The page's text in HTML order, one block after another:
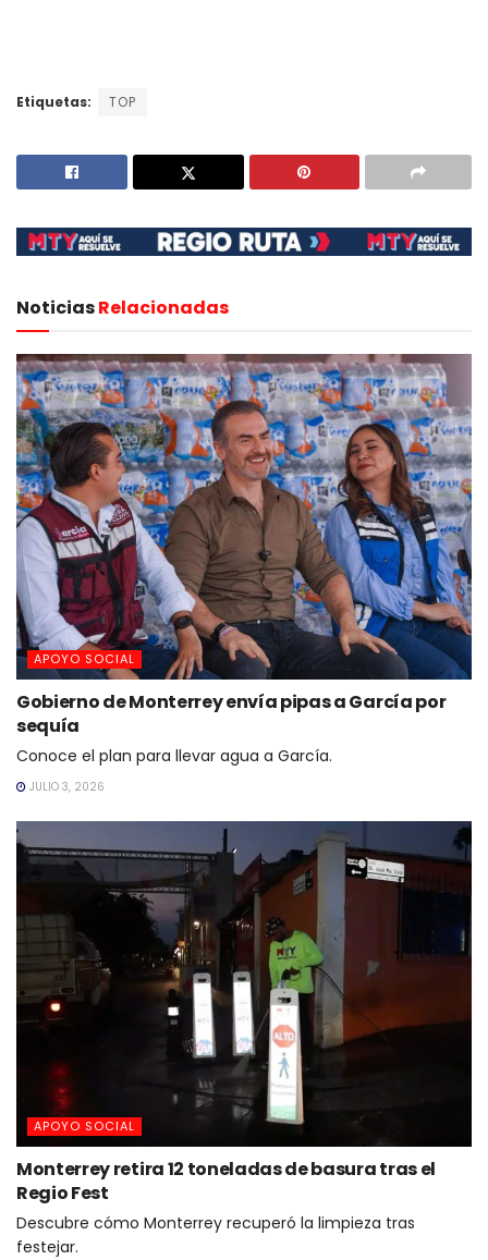
Etiquetas: TOP
NoticiasRelacionadas
APOYO SOCIAL
Gobierno de Monterrey envía pipas a García por
sequía
Conoce el plan para llevar agua a García.
JULIO 3, 2026
APOYO SOCIAL
Monterrey retira 12 toneladas de basura tras el
Regio Fest
Descubre cómo Monterrey recuperó la limpieza tras
festejar.